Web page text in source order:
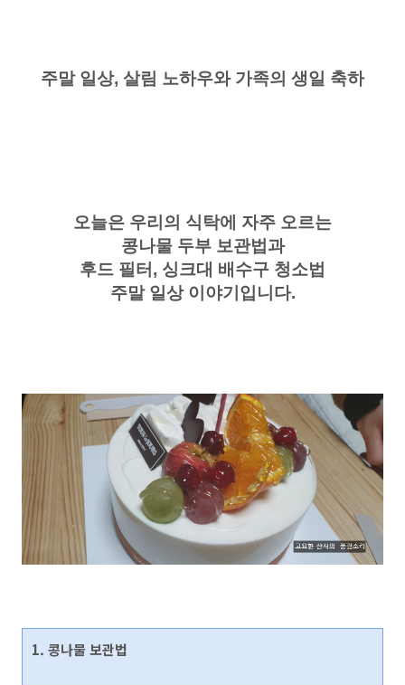
주말 일상, 살림 노하우와 가족의 생일 축하
오늘은 우리의 식탁에 자주 오르는
콩나물 두부 보관법과
후드 필터, 싱크대 배수구 청소법
주말 일상 이야기입니다.
1. 콩나물 보관법